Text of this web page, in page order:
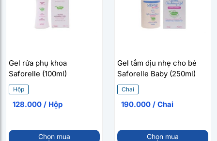
Gel rửa phụ khoa
Saforelle (100ml)
Hộp
128.000 / Hộp
Chọn mua
Gel tắm dịu nhẹ cho bé
Saforelle Baby (250ml)
Chai
190.000 / Chai
Chọn mua